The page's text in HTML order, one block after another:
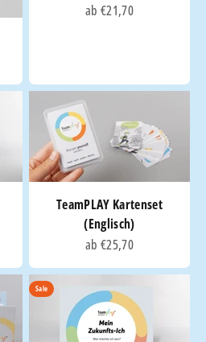
Angebot
ab €21,70
TeamPLAY Kartenset
(Englisch)
Angebot
ab €25,70
Sale